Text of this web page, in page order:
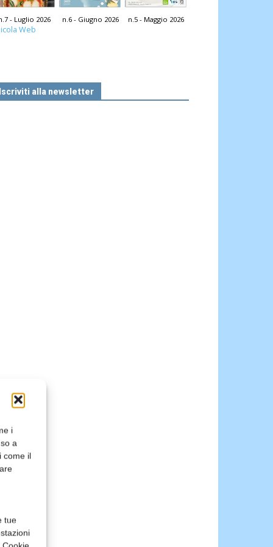
i
a
come il
tue
- Luglio 2026 n.6 - Giugno 2026 n.5 - Maggio 2026
Web
alla newsletter